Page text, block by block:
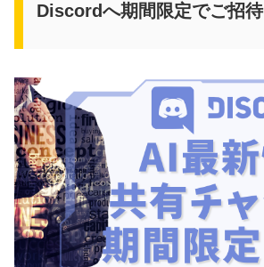
Discordへ期間限定でご招待